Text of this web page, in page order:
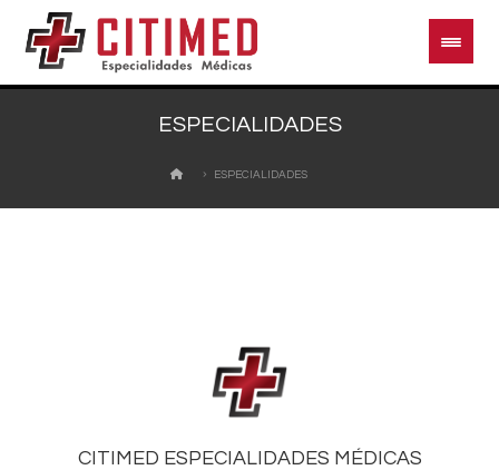
ESPECIALIDADES
ESPECIALIDADES
CITIMED ESPECIALIDADES MÉDICAS